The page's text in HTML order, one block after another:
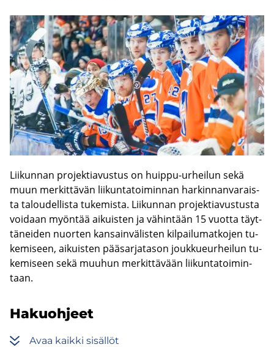
Lii­kun­nan pro­jek­tia­vus­tus on huippu-​urheilun sekä
muun mer­kit­tä­vän lii­kun­ta­toi­min­nan har­kin­nan­va­rais­
ta ta­lou­del­lis­ta tu­ke­mis­ta. Lii­kun­nan pro­jek­tia­vus­tus­ta
voi­daan myön­tää ai­kuis­ten ja vä­hin­tään 15 vuot­ta täyt­
tä­nei­den nuor­ten kan­sain­vä­lis­ten kil­pai­lu­mat­ko­jen tu­
ke­mi­seen, ai­kuis­ten pää­sar­ja­ta­son jouk­kueur­hei­lun tu­
ke­mi­seen sekä muu­hun mer­kit­tä­vään lii­kun­ta­toi­min­
taan.
Ha­kuoh­jeet
Avaa kaik­ki si­säl­löt